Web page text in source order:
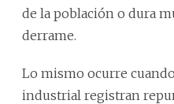
de la población o dura
derrame.
Lo mismo ocurre
industrial registran